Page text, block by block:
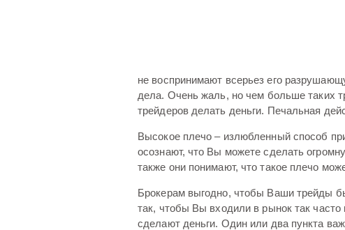
не воспринимают всерьез его
дела. Очень жаль, но чем больше таких
трейдеров делать деньги. Печальная
Высокое плечо – излюбленный способ
осознают, что Вы можете сделать
также они понимают, что такое плечо
Брокерам выгодно, чтобы Ваши трейды
так, чтобы Вы входили в рынок так
сделают деньги. Один или два пункта